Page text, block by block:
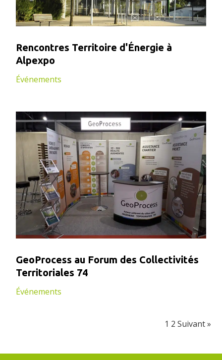
Rencontres Territoire d'Énergie à
Alpexpo
Événements
GeoProcess au Forum des Collectivités
Territoriales 74
Événements
1 2 Suivant »